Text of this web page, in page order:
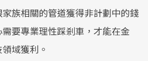
族相關的管道獲得非計劃中的錢
要專業理性踩剎車，才能在金
域獲利。